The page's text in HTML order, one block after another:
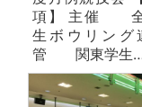
項】 主催 全
生ボウリング
管 関東学生